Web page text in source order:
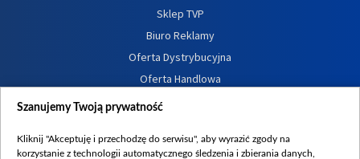
Sklep TVP
Biuro Reklamy
Oferta Dystrybucyjna
Oferta Handlowa
Dostępność
Procedura zgłoszeń wewnętrznych
Szanujemy Twoją prywatność
Kliknij "Akceptuję i przechodzę do serwisu", aby wyrazić zgody na
korzystanie z technologii automatycznego śledzenia i zbierania danych,